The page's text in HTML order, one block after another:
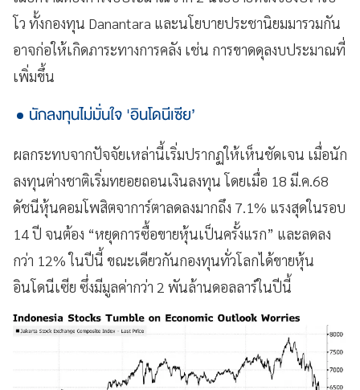
โว ทั้งกองทุน Danantara และนโยบายประชานิยมมารวมกัน
อาจก่อให้เกิดภาระทางการคลัง เช่น การขาดดุลงบประมาณที่
เพิ่มขึ้น
นักลงทุนไม่มั่นใจ 'อินโดนีเซีย’
ผลกระทบจากปัจจัยเหล่านี้เริ่มปรากฏให้เห็นชัดเจน เมื่อนัก
ลงทุนต่างชาติเริ่มทยอยถอนเงินลงทุน โดยเมื่อ 18 มี.ค.68
ดัชนีหุ้นคอมโพสิตจาการ์ตาลดลงมากถึง 7.1% แรงสุดในรอบ
14 ปี จนต้อง “หยุดการซื้อขายหุ้นเป็นครั้งแรก” และลดลง
กว่า 12% ในปีนี้ ขณะเดียวกันกองทุนทั่วโลกได้ขายหุ้น
อินโดนีเซีย ซึ่งมีมูลค่ากว่า 2 พันล้านดอลลาร์ในปีนี้